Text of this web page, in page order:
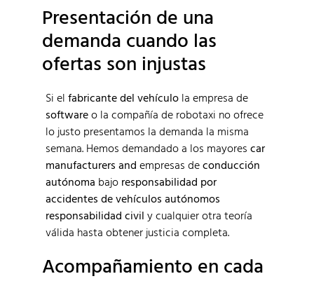
Presentación de una
demanda cuando las
ofertas son injustas
Si el fabricante del vehículo la empresa de
softwareo la compañía de robotaxi no ofrece
lo justo presentamos la demanda la misma
semana. Hemos demandado a los mayores car
manufacturers and empresas deconducción
autónoma bajo responsabilidad por
accidentes de vehículos autónomos
responsabilidad civil y cualquier otra teoría
válida hasta obtener justicia completa.
Acompañamiento en cada